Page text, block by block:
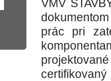
VMV
prác pri